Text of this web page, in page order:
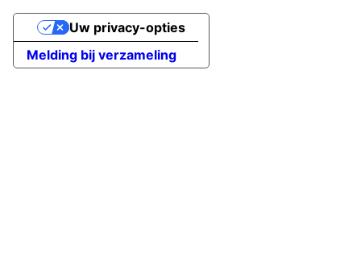
Melding bij verzameling
Uw privacy-opties